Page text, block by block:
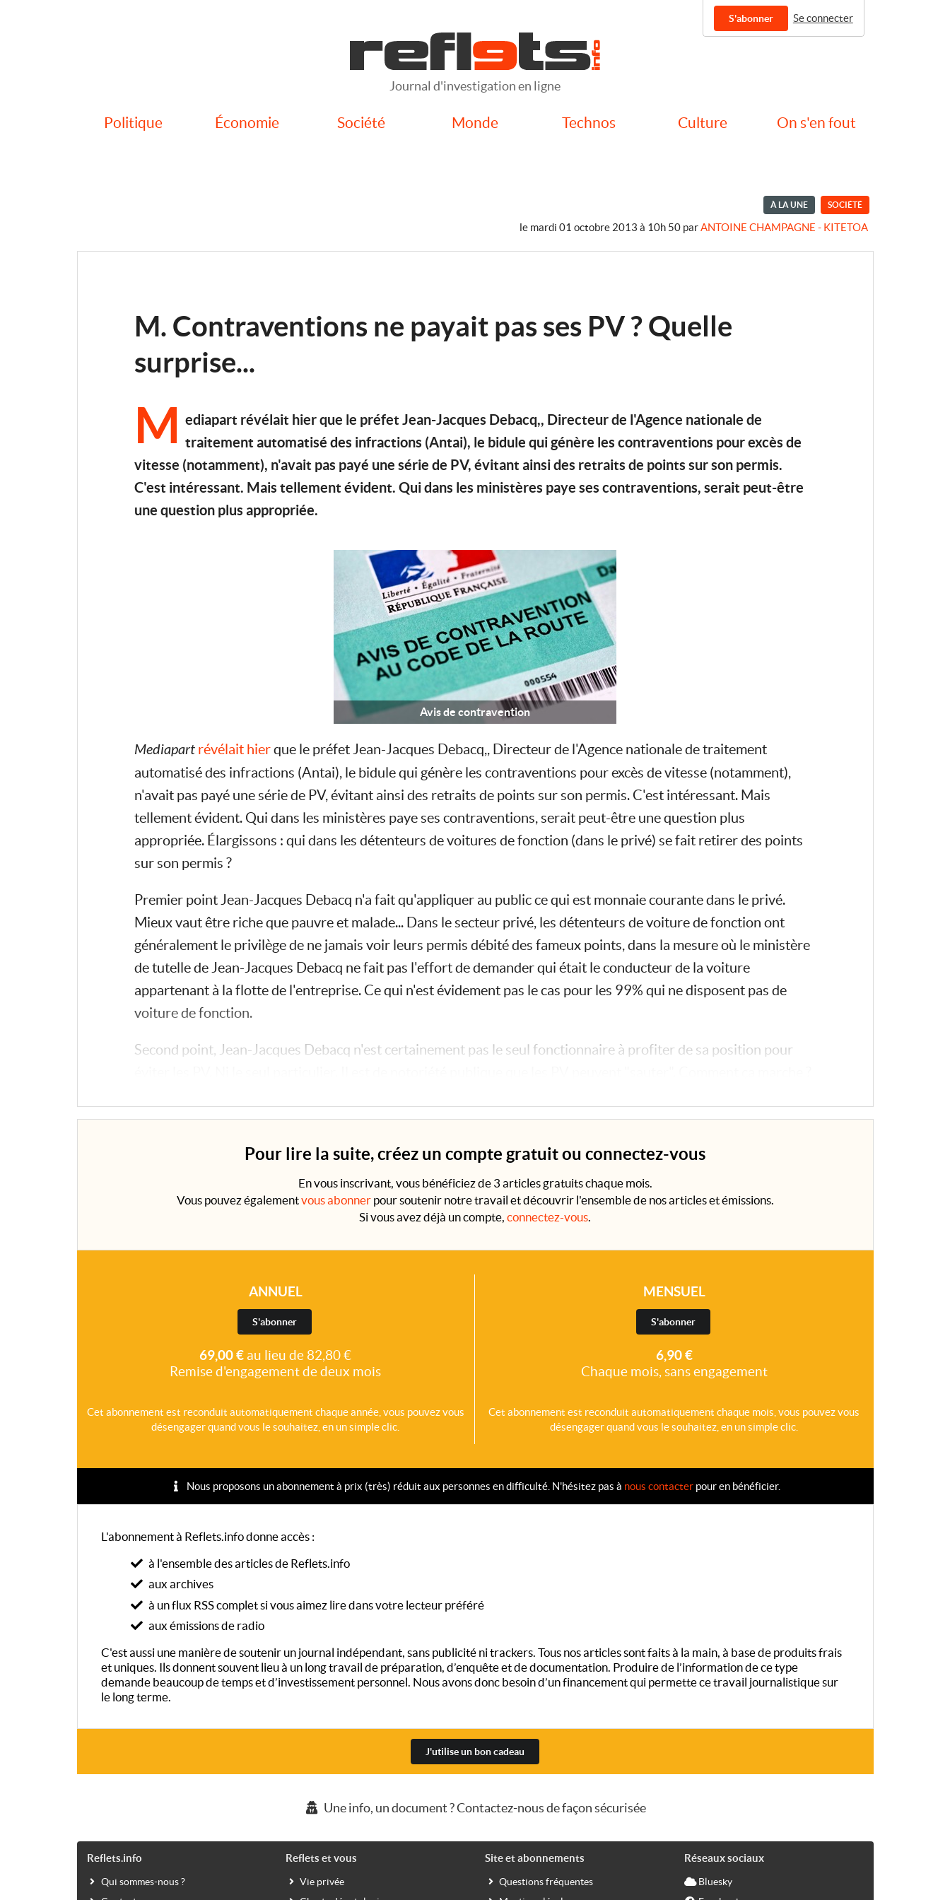
S'abonner Se connecter
Journal d'investigation en ligne
Politique Économie Société Monde Technos Culture On s'en fout
À LA UNE SOCIÉTÉ
le mardi 01 octobre 2013 à 10h 50parANTOINE CHAMPAGNE - KITETOA
M. Contraventions ne payait pas ses PV ? Quelle
surprise...
M ediapart révélait hier que le préfet Jean-Jacques Debacq,, Directeur de l'Agence nationale de
traitement automatisé des infractions (Antai), le bidule qui génère les contraventions pour excès de
vitesse (notamment), n'avait pas payé une série de PV, évitant ainsi des retraits de points sur son permis.
C'est intéressant. Mais tellement évident. Qui dans les ministères paye ses contraventions, serait peut-être
une question plus appropriée.
Avis de contravention
Mediapart révélait hierque le préfet Jean-Jacques Debacq,, Directeur de l'Agence nationale de traitement
automatisé des infractions (Antai), le bidule qui génère les contraventions pour excès de vitesse (notamment),
n'avait pas payé une série de PV, évitant ainsi des retraits de points sur son permis. C'est intéressant. Mais
tellement évident. Qui dans les ministères paye ses contraventions, serait peut-être une question plus
appropriée. Élargissons : qui dans les détenteurs de voitures de fonction (dans le privé) se fait retirer des points
sur son permis ?
Premier point Jean-Jacques Debacq n'a fait qu'appliquer au public ce qui est monnaie courante dans le privé.
Mieux vaut être riche que pauvre et malade... Dans le secteur privé, les détenteurs de voiture de fonction ont
généralement le privilège de ne jamais voir leurs permis débité des fameux points, dans la mesure où le ministère
de tutelle de Jean-Jacques Debacq ne fait pas l'effort de demander qui était le conducteur de la voiture
appartenant à la flotte de l'entreprise. Ce qui n'est évidement pas le cas pour les 99% qui ne disposent pas de
voiture de fonction.
Second point, Jean-Jacques Debacq n'est certainement pas le seul fonctionnaire à profiter de sa position pour
Pour lire la suite, créez un compte gratuit ou connectez-vous
En vous inscrivant, vous bénéficiez de 3 articles gratuits chaque mois.
Vous pouvez égalementvous abonnerpour soutenir notre travail et découvrir l'ensemble de nos articles et émissions.
Si vous avez déjà un compte, connectez-vous.
ANNUEL
S'abonner
69,00 € au lieu de 82,80 €
Remise d'engagement de deux mois
Cet abonnement est reconduit automatiquement chaque année, vous pouvez vous
désengager quand vous le souhaitez, en un simple clic.
MENSUEL
S'abonner
6,90 €
Chaque mois, sans engagement
Cet abonnement est reconduit automatiquement chaque mois, vous pouvez vous
désengager quand vous le souhaitez, en un simple clic.
Nous proposons un abonnement à prix (très) réduit aux personnes en difficulté. N'hésitez pas à nous contacter pour en bénéficier.
L'abonnement à Reflets.info donne accès :
à l'ensemble des articles de Reflets.info
aux archives
à un flux RSS complet si vous aimez lire dans votre lecteur préféré
aux émissions de radio
C'est aussi une manière de soutenir un journal indépendant, sans publicité ni trackers. Tous nos articles sont faits à la main, à base de produits frais
et uniques. Ils donnent souvent lieu à un long travail de préparation, d’enquête et de documentation. Produire de l’information de ce type
demande beaucoup de temps et d’investissement personnel. Nous avons donc besoin d’un financement qui permette ce travail journalistique sur
le long terme.
J'utilise un bon cadeau
Une info, un document ? Contactez-nous de façon sécurisée
Reflets.info
Qui sommes-nous ?
Reflets et vous
Vie privée
Site et abonnements
Questions fréquentes
Réseaux sociaux
Bluesky